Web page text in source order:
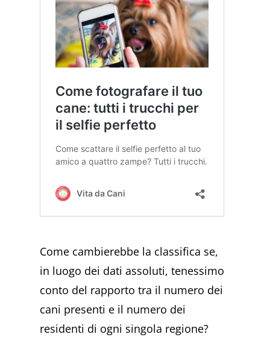
Come cambierebbe la classifica se,
in luogo dei dati assoluti, tenessimo
conto del rapporto tra il numero dei
cani presenti e il numero dei
residenti di ogni singola regione?